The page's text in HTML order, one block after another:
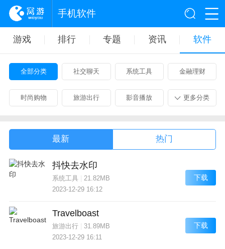
手机软件
游戏 排行 专题 资讯 软件
全部分类 社交聊天 系统工具 金融理财
时尚购物 旅游出行 影音播放 更多分类
最新 热门
抖快去水印
系统工具| 21.82MB
2023-12-29 16:12
下载
Travelboast
旅游出行| 31.89MB
2023-12-29 16:11
下载